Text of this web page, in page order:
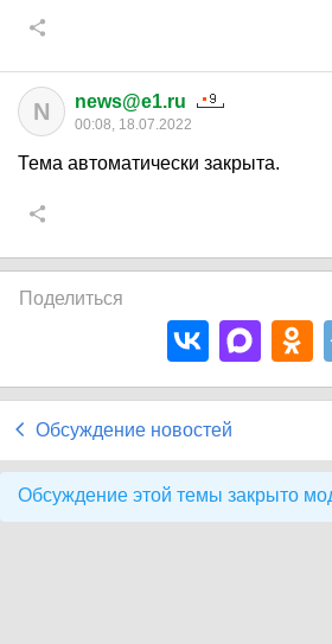
N news@e1.ru
00:08, 18.07.2022
Тема автоматически закрыта.
Поделиться
Обсуждение новостей
Обсуждение этой темы закрыто